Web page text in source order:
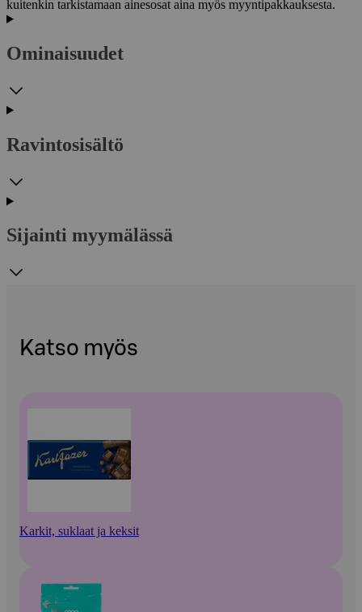
kuitenkin tarkistamaan ainesosat aina myös myyntipakkauksesta.
Ominaisuudet
Ravintosisältö
Sijainti myymälässä
Katso myös
Karkit, suklaat ja keksit